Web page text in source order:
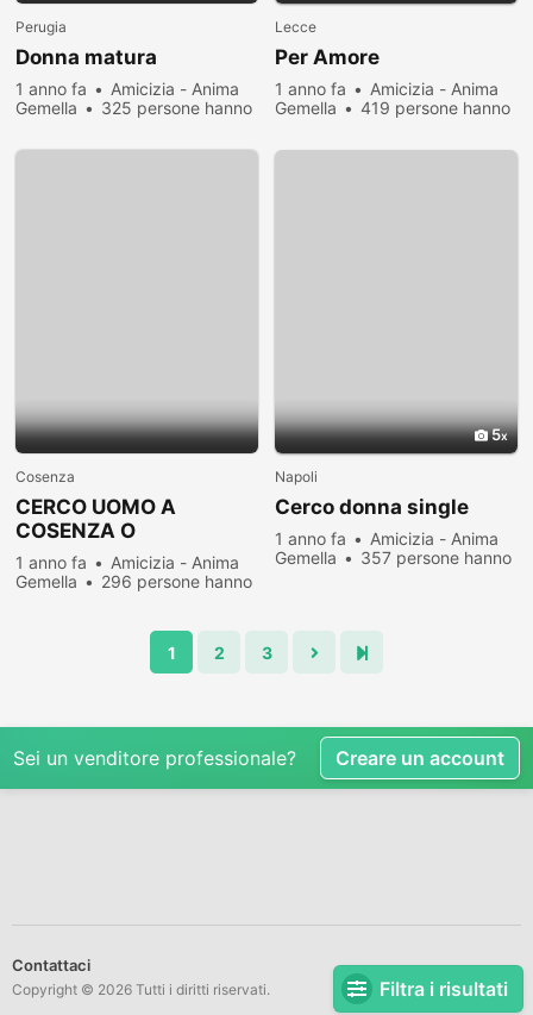
Filtra i risultati
Perugia
Donna matura
1 anno fa
Amicizia - Anima
Gemella
325 persone hanno
Lecce
Per Amore
1 anno fa
Amicizia - Anima
Gemella
419 persone hanno
Cosenza
CERCO UOMO A
COSENZA O
RAGAZZO..CLICCCAAA
1 anno fa
Amicizia - Anima
Gemella
296 persone hanno
5
Napoli
Cerco donna single
1 anno fa
Amicizia - Anima
Gemella
357 persone hanno
1 2 3
Sei un venditore professionale? Creare un account
Contattaci
Copyright © 2026 Tutti i diritti riservati.